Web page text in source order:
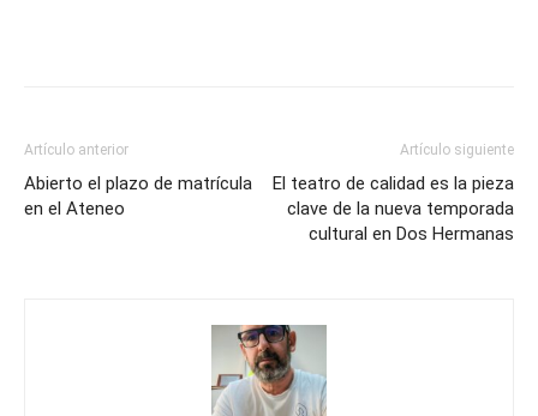
Artículo anterior
Abierto el plazo de matrícula
en el Ateneo
Artículo siguiente
El teatro de calidad es la pieza
clave de la nueva temporada
cultural en Dos Hermanas